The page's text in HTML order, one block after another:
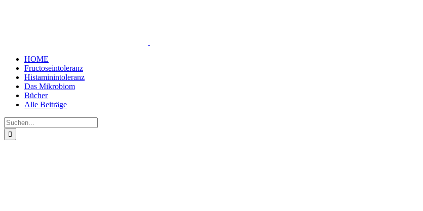
HOME
Fructoseintoleranz
Histaminintoleranz
Das Mikrobiom
Bücher
Alle Beiträge
Suche
nach: